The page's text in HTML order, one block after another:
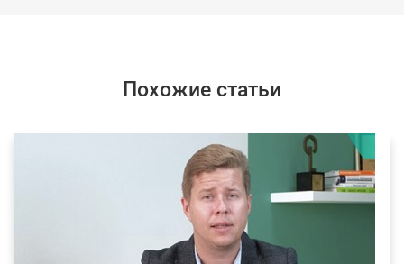
Похожие статьи